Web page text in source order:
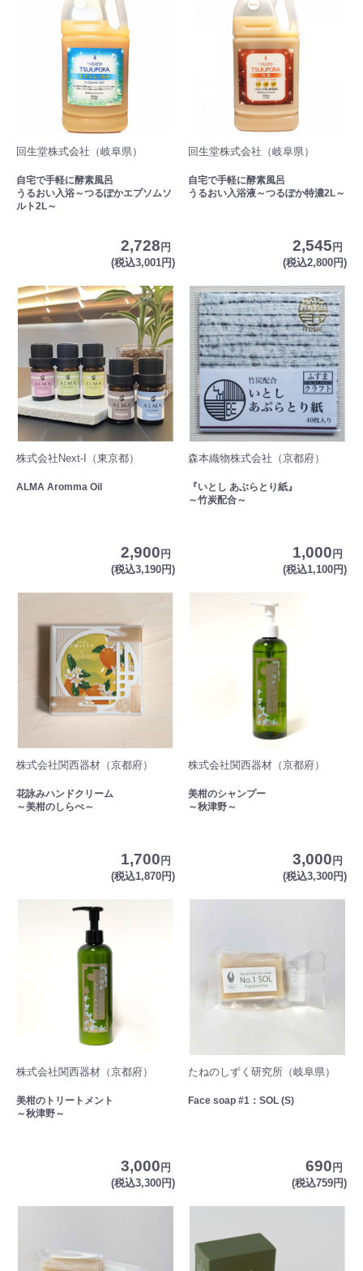
回生堂株式会社（岐阜県）
自宅で手軽に酵素風呂
うるおい入浴～つるぽかエプソムソ
ルト2L～
2,728 円
(税込3,001円)
回生堂株式会社（岐阜県）
自宅で手軽に酵素風呂
うるおい入浴液～つるぽか特濃2L～
2,545 円
(税込2,800円)
株式会社Next-I（東京都）
ALMA Aromma Oil
2,900 円
(税込3,190円)
森本織物株式会社（京都府）
『いとし あぶらとり紙』
～竹炭配合～
1,000 円
(税込1,100円)
株式会社関西器材（京都府）
花詠みハンドクリーム
～美柑のしらべ～
1,700 円
(税込1,870円)
株式会社関西器材（京都府）
美柑のシャンプー
～秋津野～
3,000 円
(税込3,300円)
株式会社関西器材（京都府）
美柑のトリートメント
～秋津野～
3,000 円
(税込3,300円)
たねのしずく研究所（岐阜県）
Face soap #1：SOL (S)
690 円
(税込759円)